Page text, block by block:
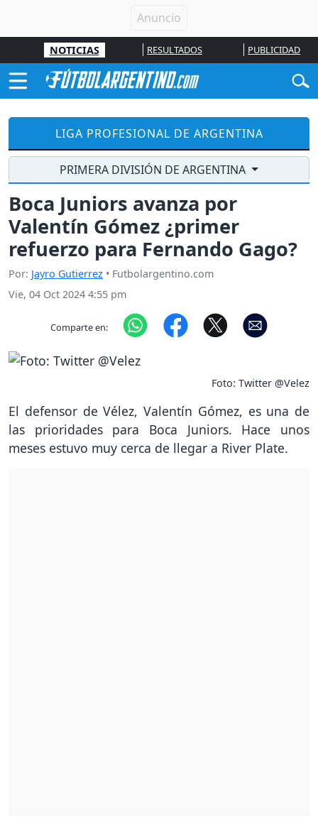
NOTICIAS RESULTADOS PUBLICIDAD
LIGA PROFESIONAL DE ARGENTINA
PRIMERA DIVISIÓN DE ARGENTINA
Boca Juniors avanza por
Valentín Gómez ¿primer
refuerzo para Fernando Gago?
Por: Jayro Gutierrez • Futbolargentino.com
Vie, 04 Oct 2024 4:55 pm
Comparte en:
Foto: Twitter @Velez
El defensor de Vélez, Valentín Gómez, es una de
las prioridades para Boca Juniors. Hace unos
meses estuvo muy cerca de llegar a River Plate.